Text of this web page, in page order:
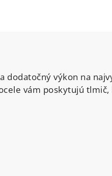
výkon na
vám poskytujú